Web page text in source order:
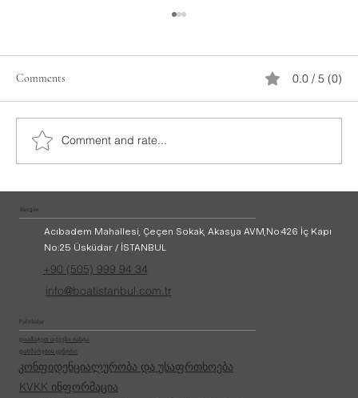
Comments 0.0 / 5 (0)
Comment and rate...
İletişim
Acıbadem Mahallesi, Çeçen Sokak, Akasya AVM,No:426 İç Kapı
No:25 Üsküdar / İSTANBUL
+90 (505) 999 94 34
info@boatistanbul.com.tr
Politikalar
დაამატეთ თქვენი იახტა
დახმარების ცენტრი
კონფიდენციალურობა და უსაფრთხოება
KVKK ინფორმაცია